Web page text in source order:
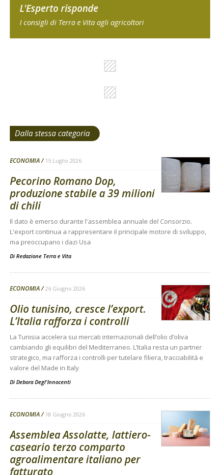
L'Esperto risponde
I consigli di Terra e Vita agli agricoltori
Dalla stessa categoria
ECONOMIA 15 Luglio 2026
Pecorino Romano Dop,
produzione stabile a 39 milioni
di chili
Il dato è emerso durante l'assemblea annuale del Consorzio.
L'export continua a rappresentare il principale motore di sviluppo,
ma preoccupano i dazi Usa
Di Redazione Terra e Vita
ECONOMIA 26 Giugno 2026
Olio tunisino, cresce l’export.
L’Italia rafforza i controlli
La Tunisia accelera sui mercati internazionali dell’olio d’oliva
cambiando gli equilibri del Mediterraneo. L’Italia resta un partner
strategico, ma rafforza i controlli per tutelare filiera, tracciabilità e
valore del Made in Italy
Di Debora Degl'Innocenti
ECONOMIA 18 Giugno 2026
Assemblea Assolatte, lattiero-
caseario terzo comparto
agroalimentare italiano per
fatturato